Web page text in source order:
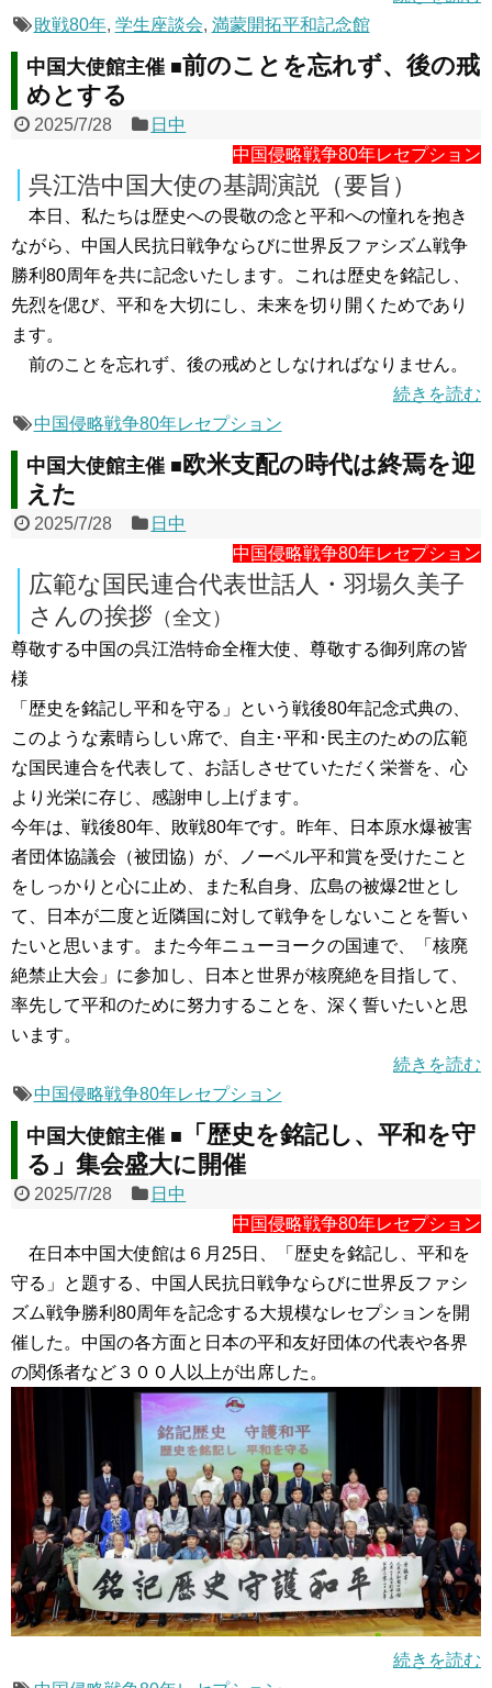
敗戦80年, 学生座談会, 満蒙開拓平和記念館
中国大使館主催 ■前のことを忘れず、後の戒
めとする
2025/7/28
日中
中国侵略戦争80年レセプション
呉江浩中国大使の基調演説（要旨）
本日、私たちは歴史への畏敬の念と平和への憧れを抱き
ながら、中国人民抗日戦争ならびに世界反ファシズム戦争
勝利80周年を共に記念いたします。これは歴史を銘記し、
先烈を偲び、平和を大切にし、未来を切り開くためであり
ます。
前のことを忘れず、後の戒めとしなければなりません。
続きを読む
中国侵略戦争80年レセプション
中国大使館主催 ■ 欧米支配の時代は終焉を迎
えた
2025/7/28
日中
中国侵略戦争80年レセプション
広範な国民連合代表世話人・羽場久美子
さんの挨拶 （全文）
尊敬する中国の呉江浩特命全権大使、尊敬する御列席の皆
様
「歴史を銘記し平和を守る」という戦後80年記念式典の、
このような素晴らしい席で、自主･平和･民主のための広範
な国民連合を代表して、お話しさせていただく栄誉を、心
より光栄に存じ、感謝申し上げます。
今年は、戦後80年、敗戦80年です。昨年、日本原水爆被害
者団体協議会（被団協）が、ノーベル平和賞を受けたこと
をしっかりと心に止め、また私自身、広島の被爆2世とし
て、日本が二度と近隣国に対して戦争をしないことを誓い
たいと思います。また今年ニューヨークの国連で、「核廃
絶禁止大会」に参加し、日本と世界が核廃絶を目指して、
率先して平和のために努力することを、深く誓いたいと思
います。
続きを読む
中国侵略戦争80年レセプション
中国大使館主催 ■
「歴史を銘記し、平和を守
る」集会盛大に開催
2025/7/28
日中
中国侵略戦争80年レセプション
在日本中国大使館は６月25日、「歴史を銘記し、平和を
守る」と題する、中国人民抗日戦争ならびに世界反ファシ
ズム戦争勝利80周年を記念する大規模なレセプションを開
催した。中国の各方面と日本の平和友好団体の代表や各界
の関係者など３００人以上が出席した。
続きを読む